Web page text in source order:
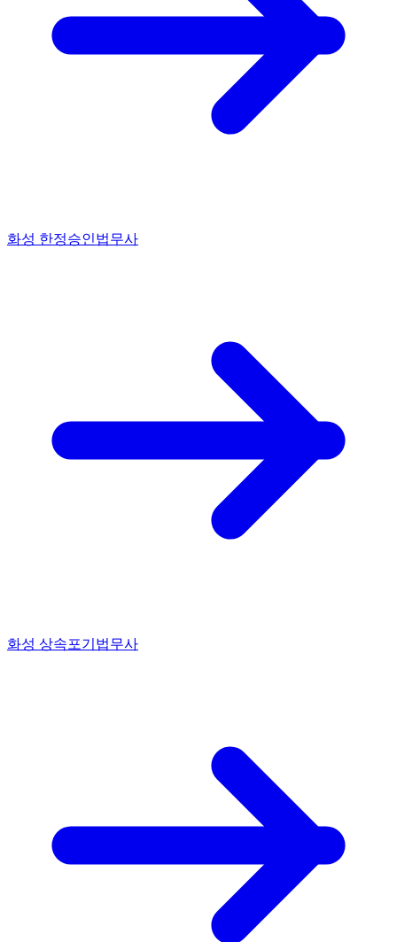
화성 한정승인법무사
화성 상속포기법무사